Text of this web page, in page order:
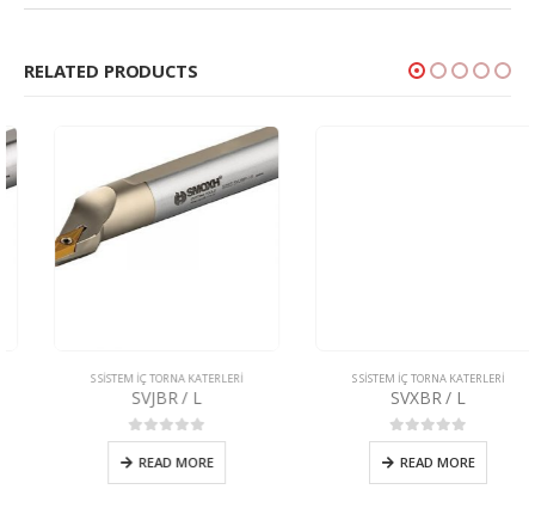
RELATED PRODUCTS
S SİSTEM İÇ TORNA KATERLERİ
SVJBR / L
05 üzerinden
READ MORE
S SİSTEM İÇ TORNA KATERLERİ
SVXBR / L
05 üzerinden
READ MORE